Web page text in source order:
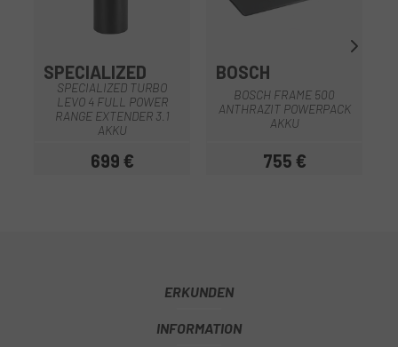
SPECIALIZED
SPECIALIZED TURBO
LEVO 4 FULL POWER
RANGE EXTENDER 3.1
AKKU
Preis
699 €
BOSCH
BOSCH FRAME 500
ANTHRAZIT POWERPACK
AKKU
Preis
755 €
ERKUNDEN
INFORMATION